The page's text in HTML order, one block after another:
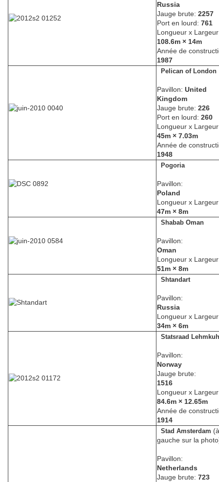
Russia
Jauge brute: 2257
Port en lourd: 761
Longueur x
108.6m × 14m
Année de
1987
Pelican of London
Pavillon: United
Kingdom
Jauge brute: 226
Port en lourd: 260
Longueur x
45m × 7.03m
Année de
1948
Pogoria
Pavillon:
Poland
Longueur x
47m × 8m
Shabab Oman
Pavillon:
Oman
Longueur x
51m × 8m
Shtandart
Pavillon:
Russia
Longueur x
34m × 6m
Statsraad
Pavillon:
Norway
Jauge brute:
1516
Longueur x
84.6m × 12.65m
Année de
1914
Stad Amsterdam (à
gauche sur la
Pavillon:
Netherlands
Jauge brute: 723